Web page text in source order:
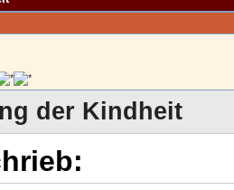
der Kindheit